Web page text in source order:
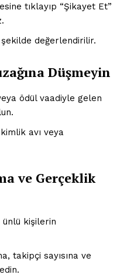
tıklayıp “Şikayet Et”
değerlendirilir.
Düşmeyin
ödül vaadiyle gelen
avı veya
ve Gerçeklik
kişilerin
takipçi sayısına ve